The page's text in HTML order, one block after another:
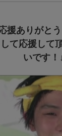
援ありがと
て応援して
いです！